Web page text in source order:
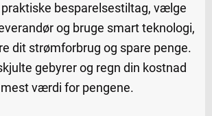
besparelsestiltag, vælge
og bruge smart teknologi,
dit strømforbrug og spare penge.
gebyrer og regn din kostnad
værdi for pengene.